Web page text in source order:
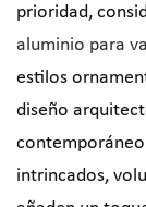
prioridad,
aluminio para
estilos
diseño
intrincados,